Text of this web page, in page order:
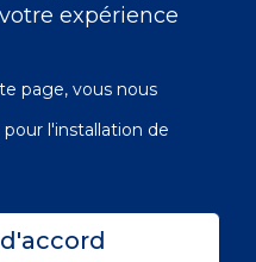
expérience
page, vous nous
l'installation de